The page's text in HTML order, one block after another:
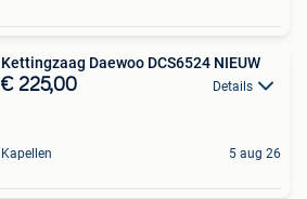
Kettingzaag Daewoo DCS6524 NIEUW
€ 225,00 Details
Kapellen 5 aug 26